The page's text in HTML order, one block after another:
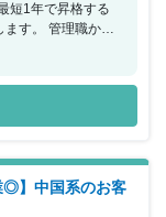
短1年で昇格する
ます。 管理職から
。 生産性向上に
得意なエリア・お
るよう先輩や上司
す。職場もきれい
えます。 PCなど
動するので職場
◎】中国系のお客